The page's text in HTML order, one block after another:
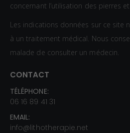
concernant l’utilisation des pierres
Les indications données sur ce site
à un traitement médical. Nous
malade de consulter un médecin.
CONTACT
TÉLÉPHONE:
06 16 89 41 31
EMAIL:
info@lithotherapie.net